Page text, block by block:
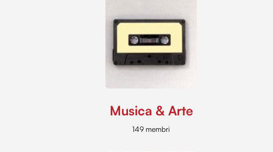
Musica & Arte
149 membri